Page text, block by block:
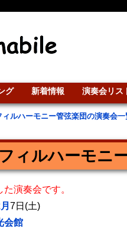
グ 新着情報 演奏会リス
ィルハーモニー管弦楽団の演奏会一
ィルハーモニ
演奏会です。
7日(土)
会館